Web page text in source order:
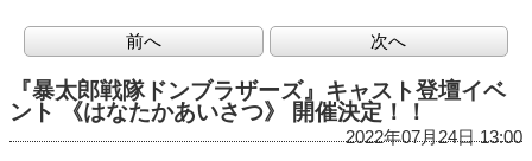
前へ 次へ
『暴太郎戦隊ドンブラザーズ』キャスト登壇イベ
ント 《はなたかあいさつ》 開催決定！！
2022年07月24日 13:00